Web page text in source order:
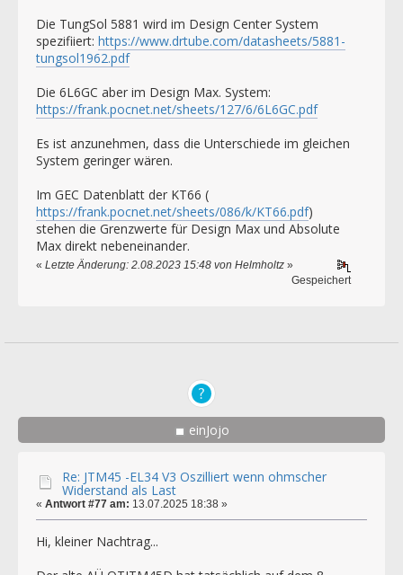
Die TungSol 5881 wird im Design Center System
spezifiiert: https://www.drtube.com/datasheets/5881-
tungsol1962.pdf
Die 6L6GC aber im Design Max. System:
https://frank.pocnet.net/sheets/127/6/6L6GC.pdf
Es ist anzunehmen, dass die Unterschiede im gleichen
System geringer wären.
Im GEC Datenblatt der KT66 (
https://frank.pocnet.net/sheets/086/k/KT66.pdf)
stehen die Grenzwerte für Design Max und Absolute
Max direkt nebeneinander.
« Letzte Änderung: 2.08.2023 15:48 von Helmholtz »
Gespeichert
einJojo
Re: JTM45 -EL34 V3 Oszilliert wenn ohmscher
Widerstand als Last
« Antwort #77 am: 13.07.2025 18:38 »
Hi, kleiner Nachtrag...